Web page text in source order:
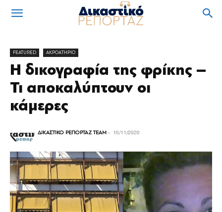
FEATURED ΑΚΡΟΑΤΗΡΙΟ
Η δικογραφία της φρίκης –
Τι αποκαλύπτουν οι
κάμερες
ΔΙΚΑΣΤΙΚΟ ΡΕΠΟΡΤΑΖ TEAM - 10/11/2020